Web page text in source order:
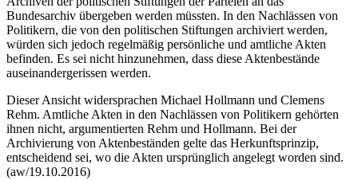
Bundesarchiv übergeben werden müssten. In den Nachlässen von
Politikern, die von den politischen Stiftungen archiviert werden,
würden sich jedoch regelmäßig persönliche und amtliche Akten
befinden. Es sei nicht hinzunehmen, dass diese Aktenbestände
auseinandergerissen werden.
Dieser Ansicht widersprachen Michael Hollmann und Clemens
Rehm. Amtliche Akten in den Nachlässen von Politikern gehörten
ihnen nicht, argumentierten Rehm und Hollmann. Bei der
Archivierung von Aktenbeständen gelte das Herkunftsprinzip,
entscheidend sei, wo die Akten ursprünglich angelegt worden sind.
(aw/19.10.2016)